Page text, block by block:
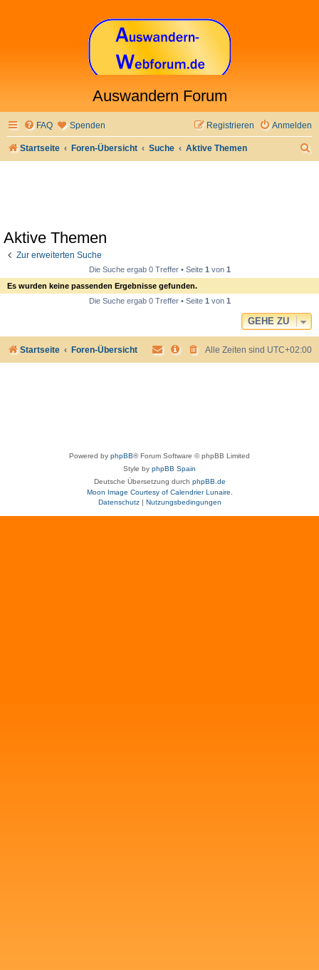
Auswandern Forum
FAQ Spenden Anmelden
Registrieren
Startseite Foren-Übersicht Suche Aktive Themen
Aktive Themen
Zur erweiterten Suche
Die Suche ergab 0 Treffer • Seite 1von 1
Es wurden keine passenden Ergebnisse gefunden.
Die Suche ergab 0 Treffer • Seite 1von 1
GEHE ZU
Startseite Foren-Übersicht Alle Zeiten sind UTC+02:00
Powered by phpBB® Forum Software © phpBB Limited
Style by phpBB Spain
Deutsche Übersetzung durch phpBB.de
Moon Image Courtesy of Calendrier Lunaire.
Datenschutz| Nutzungsbedingungen